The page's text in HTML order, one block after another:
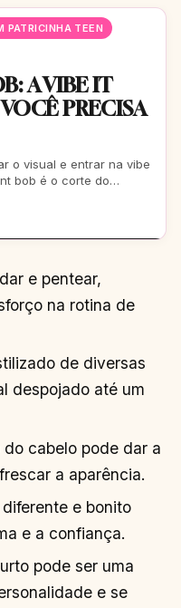
PATRICINHA TEEN
A VIBE IT
PRECISA
o visual e entrar na vibe
bob é o corte do
e pentear,
na rotina de
de diversas
despojado até um
cabelo pode dar a
a aparência.
e bonito
e a confiança.
pode ser uma
e se